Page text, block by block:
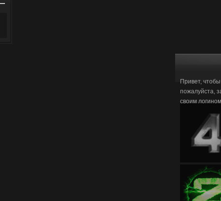
Привет,
пожалуйста,
своим логином